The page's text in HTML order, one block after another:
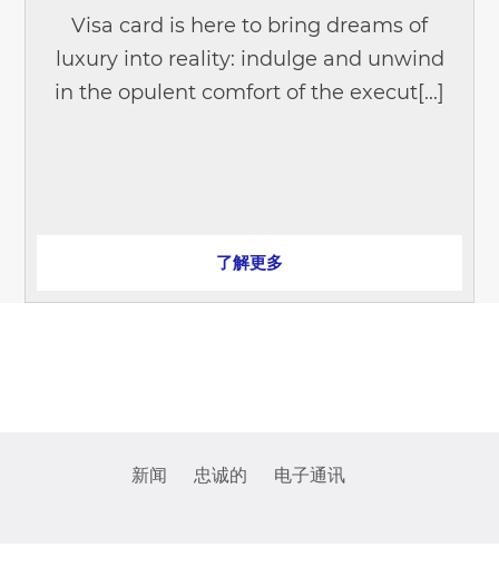
Visa card is here to bring dreams of
luxury into reality: indulge and unwind
in the opulent comfort of the execut[...]
了解更多
新闻 忠诚的 电子通讯